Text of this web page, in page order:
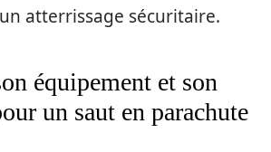
atterrissage sécuritaire.
équipement et son
un saut en parachute